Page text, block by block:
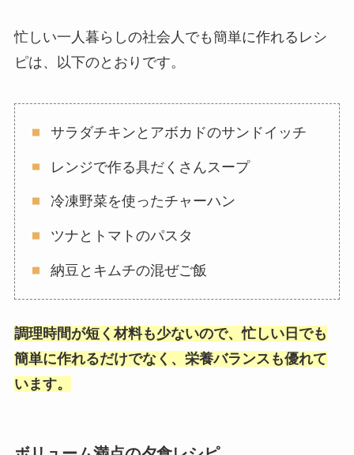
忙しい一人暮らしの社会人でも簡単に作れるレシ
ピは、以下のとおりです。
サラダチキンとアボカドのサンドイッチ
レンジで作る具だくさんスープ
冷凍野菜を使ったチャーハン
ツナとトマトのパスタ
納豆とキムチの混ぜご飯
調理時間が短く材料も少ないので、忙しい日でも
簡単に作れるだけでなく、栄養バランスも優れて
います。